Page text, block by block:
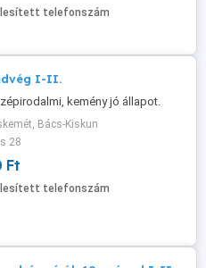
telefonszám
I-II.
kemény jó állapot.
Bács-Kiskun
28
Ft
telefonszám